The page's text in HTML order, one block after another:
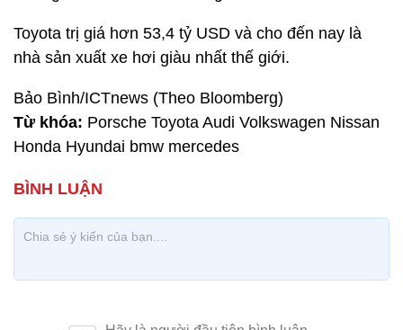
Toyota trị giá hơn 53,4 tỷ USD và cho đến nay là
nhà sản xuất xe hơi giàu nhất thế giới.
Bảo Bình/ICTnews (Theo Bloomberg)
Từ khóa: Porsche Toyota Audi Volkswagen Nissan
Honda Hyundai bmw mercedes